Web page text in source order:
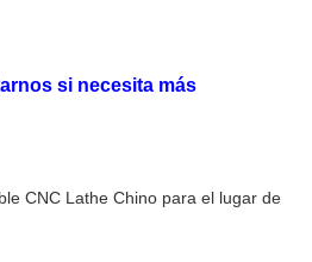
si necesita más